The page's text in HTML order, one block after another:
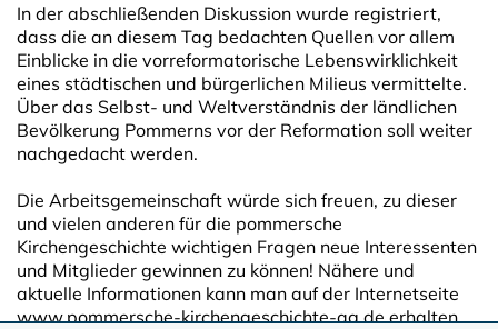
In der abschließenden Diskussion wurde registriert,
dass die an diesem Tag bedachten Quellen vor allem
Einblicke in die vorreformatorische Lebenswirklichkeit
eines städtischen und bürgerlichen Milieus vermittelte.
Über das Selbst- und Weltverständnis der ländlichen
Bevölkerung Pommerns vor der Reformation soll weiter
nachgedacht werden.
Die Arbeitsgemeinschaft würde sich freuen, zu dieser
und vielen anderen für die pommersche
Kirchengeschichte wichtigen Fragen neue Interessenten
und Mitglieder gewinnen zu können! Nähere und
aktuelle Informationen kann man auf der Internetseite
www.pommersche-kirchengeschichte-ag.de erhalten.